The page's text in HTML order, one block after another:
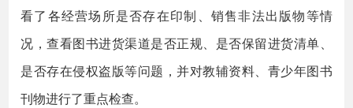
看了各经营场所是否存在印制、销售非法出版物等情
况，查看图书进货渠道是否正规、是否保留进货清单、
是否存在侵权盗版等问题，并对教辅资料、青少年图书
刊物进行了重点检查。